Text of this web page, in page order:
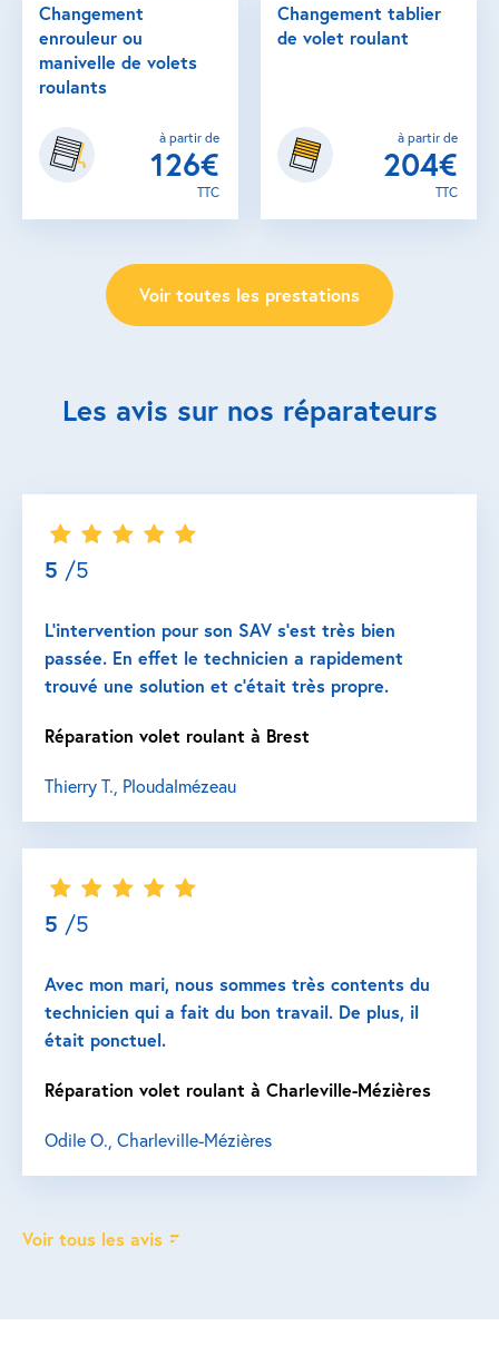
Changement
enrouleur ou
manivelle de volets
roulants
à partir de
126€
TTC
Changement tablier
de volet roulant
à partir de
204€
TTC
Voir toutes les prestations
Les avis sur nos réparateurs
5 /5
L’intervention pour son SAV s’est très bien
passée. En effet le technicien a rapidement
trouvé une solution et c’était très propre.
Réparation volet roulant à Brest
Thierry T., Ploudalmézeau
5 /5
Avec mon mari, nous sommes très contents du
technicien qui a fait du bon travail. De plus, il
était ponctuel.
Réparation volet roulant à Charleville-Mézières
Odile O., Charleville-Mézières
Voir tous les avis